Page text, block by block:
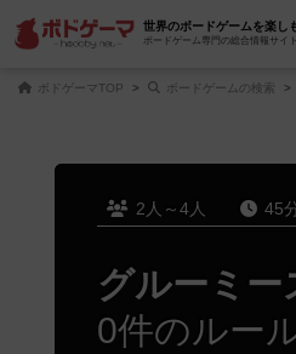
世界のボードゲームを楽し
ボードゲーム専門の総合情報サイト
ボドゲーマTOP ボードゲームの検索
2人～4人 45
グルーミー
0件のルー